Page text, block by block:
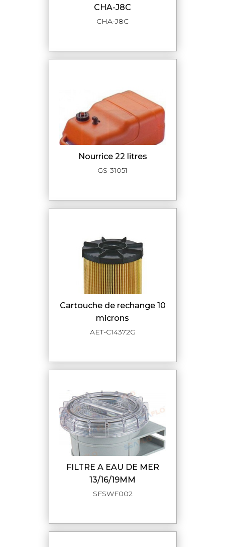
CHA-J8C
CHA-J8C
nourrice 22 litres
GS-31051
cartouche de rechange 10
microns
AET-C14372G
FILTRE A EAU DE MER
13/16/19MM
SFSWF002